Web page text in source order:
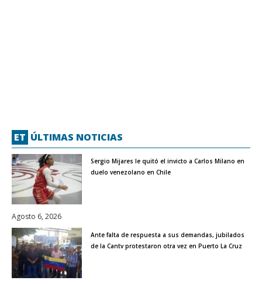
ET ÚLTIMAS NOTICIAS
Sergio Mijares le quitó el invicto a Carlos Milano en
duelo venezolano en Chile
Agosto 6, 2026
Ante falta de respuesta a sus demandas, jubilados
de la Cantv protestaron otra vez en Puerto La Cruz